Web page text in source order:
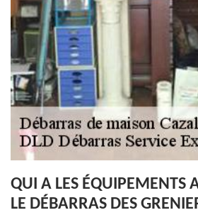
QUI A LES ÉQUIPEMENTS
LE DÉBARRAS DES